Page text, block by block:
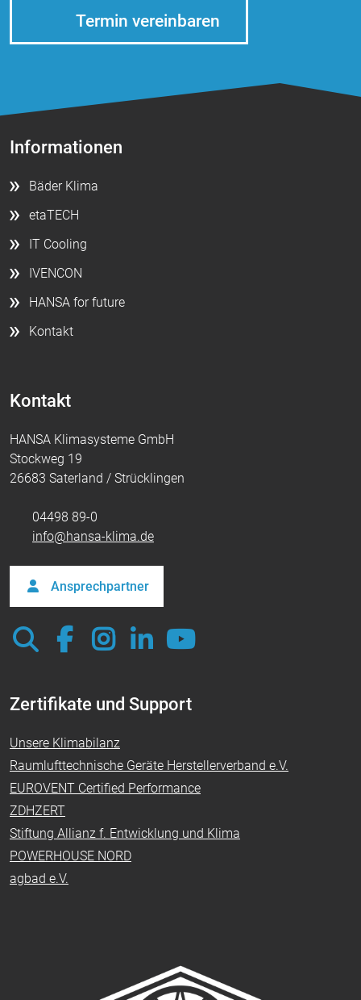
Termin vereinbaren
Informationen
Bäder Klima
etaTECH
IT Cooling
IVENCON
HANSA for future
Kontakt
Kontakt
HANSA Klimasysteme GmbH
Stockweg 19
26683 Saterland / Strücklingen
04498 89-0
info@hansa-klima.de
Ansprechpartner
Zertifikate und Support
Unsere Klimabilanz
Raumlufttechnische Geräte Herstellerverband e.V.
EUROVENT Certified Performance
ZDHZERT
Stiftung Allianz f. Entwicklung und Klima
POWERHOUSE NORD
agbad e.V.